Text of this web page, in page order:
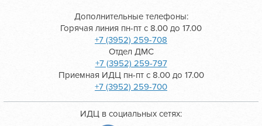
Дополнительные телефоны:
Горячая линия пн-пт с 8.00 до 17.00
+7 (3952) 259-708
Отдел ДМС
+7 (3952) 259-797
Приемная ИДЦ пн-пт с 8.00 до 17.00
+7 (3952) 259-700
ИДЦ в социальных сетях: